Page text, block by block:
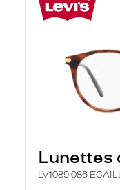
Lunettes
LV1089 086